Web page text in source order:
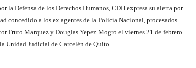
la Defensa de los Derechos Humanos, CDH expresa su alerta por
concedido a los ex agentes de la Policía Nacional, procesados
Fruto Marquez y Douglas Yepez Mogro el viernes 21 de febrero
Unidad Judicial de Carcelén de Quito.